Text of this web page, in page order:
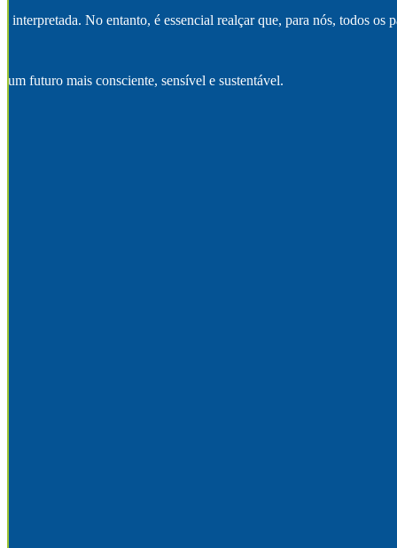
No entanto, é essencial realçar que, para nós, todos
futuro mais consciente, sensível e sustentável.